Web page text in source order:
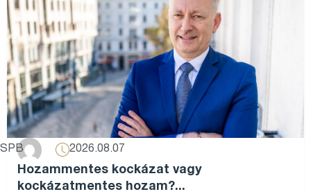
SPB 2026.08.07
Hozammentes kockázat vagy
kockázatmentes hozam?...